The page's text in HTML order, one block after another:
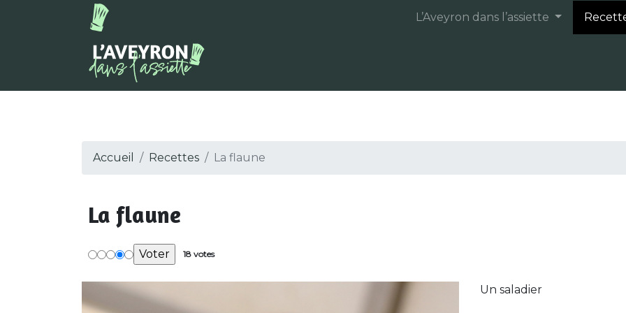
L’Aveyron dans l’assiette
Accueil Recettes La flaune
La flaune
18 votes
Un saladier